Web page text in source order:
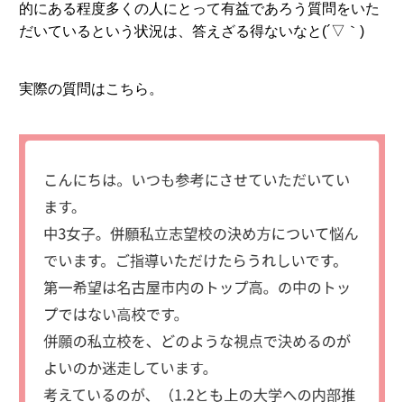
的にある程度多くの人にとって有益であろう質問をいた
だいているという状況は、答えざる得ないなと(´▽｀)
実際の質問はこちら。